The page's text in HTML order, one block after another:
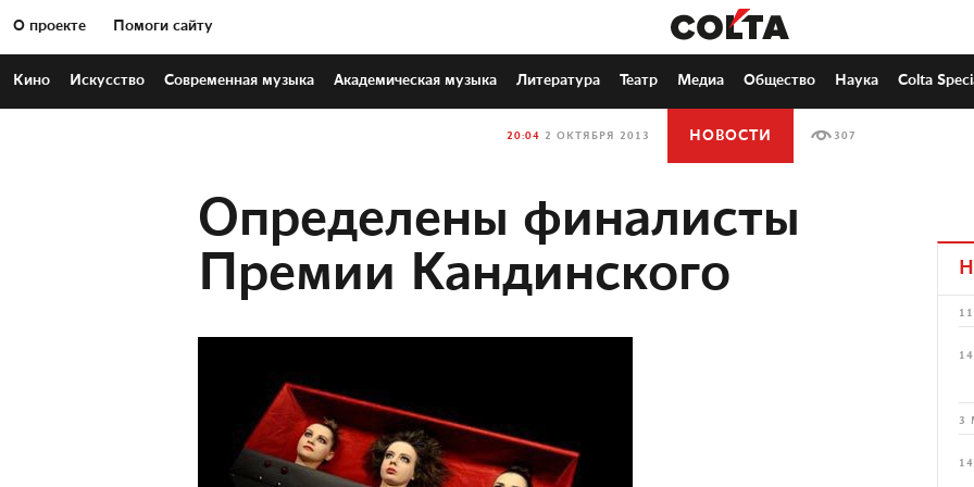
О проекте Помоги сайту
Кино Искусство Современная музыка Академическая музыка Литература Театр Медиа Общество Наука Colta
20:04 2 ОКТЯБРЯ 2013 НОВОСТИ 307
Определены финалисты
Премии Кандинского
3